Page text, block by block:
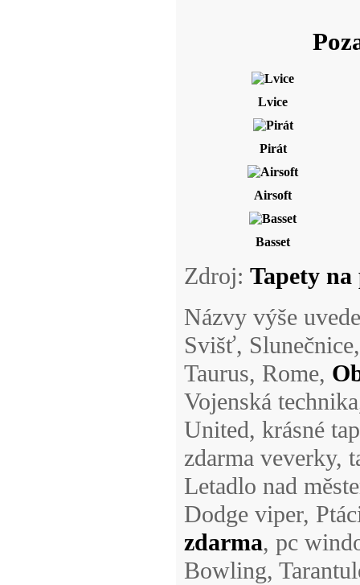
Lvice
Pirát
Airsoft
Basset
Zdroj: Tapety na
Názvy výše
Svišť,
Taurus, Rome,
Vojenská
United, krásné
zdarma veverky,
Letadlo nad
Dodge viper,
zdarma, pc
Bowling,